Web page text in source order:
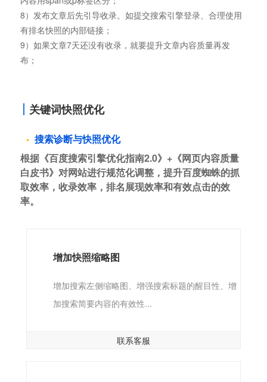
8）发布文章后先引导收录。如提交搜索引擎登录、合理使用
有排名快照的内部链接；
9）如果文章7天还没有收录，就要提升文章内容质量再发
布；
关键词快照优化
搜索诊断与快照优化
根据《百度搜索引擎优化指南2.0》+《网页内容质量
白皮书》对网站进行规范化调整，提升百度蜘蛛的抓
取效率，收录效率，排名展现效率和有效点击的效
率。
增加快照缩略图
增加搜索左侧缩略图、增强搜索标题的醒目性、增
加搜索简要内容的有效性...
联系客服